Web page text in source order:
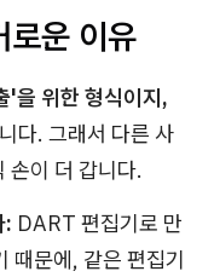
로운 이유
'을 위한 형식이지,
다. 그래서 다른 사
손이 더 갑니다.
: DART 편집기로 만
때문에, 같은 편집기